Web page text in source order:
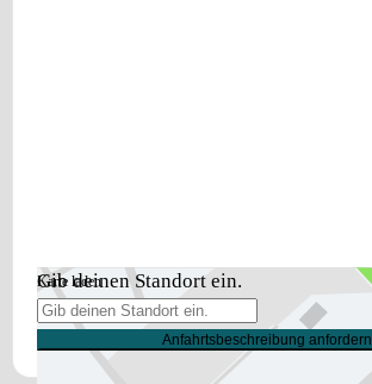
Karte laden
Gib deinen Standort ein.
Anfahrtsbeschreibung anfordern